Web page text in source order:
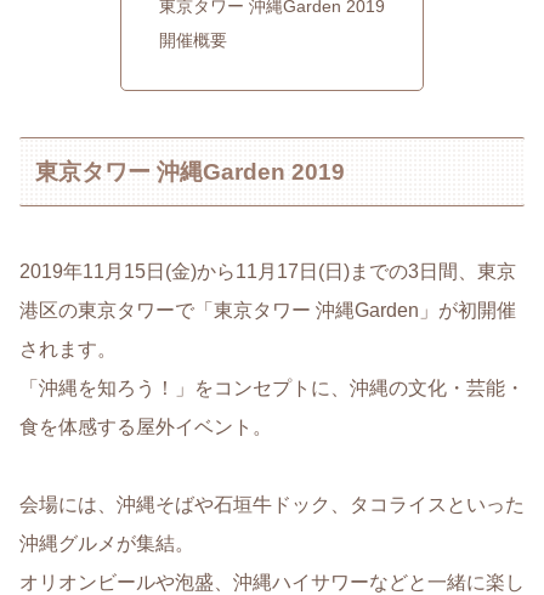
東京タワー 沖縄Garden 2019
開催概要
東京タワー 沖縄Garden 2019
2019年11月15日(金)から11月17日(日)までの3日間、東京
港区の東京タワーで「東京タワー 沖縄Garden」が初開催
されます。
「沖縄を知ろう！」をコンセプトに、沖縄の文化・芸能・
食を体感する屋外イベント。
会場には、沖縄そばや石垣牛ドック、タコライスといった
沖縄グルメが集結。
オリオンビールや泡盛、沖縄ハイサワーなどと一緒に楽し